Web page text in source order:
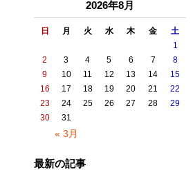
2026年8月
日 月 火 水 木 金 土
« 3月
1
2
3 4 5 6 7
8
9
10 11 12 13 14
15
16
17 18 19 20 21
22
23
24 25 26 27 28
29
30
31
最新の記事